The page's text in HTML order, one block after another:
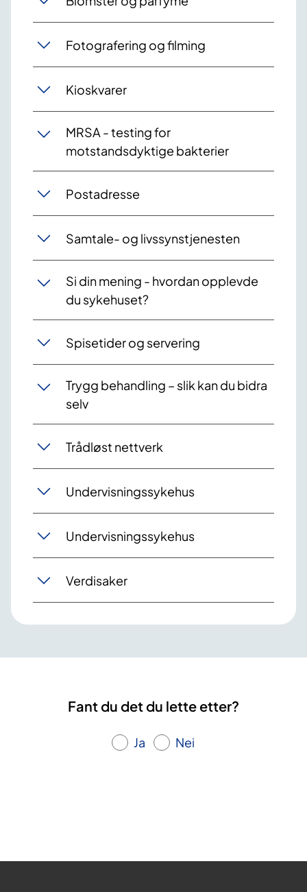
Fotografering og filming
Kioskvarer
MRSA - testing for
motstandsdyktige bakterier
Postadresse
Samtale- og livssynstjenesten
Si din mening - hvordan opplevde
du sykehuset?
Spisetider og servering
Trygg behandling – slik kan du bidra
selv
Trådløst nettverk
Undervisningssykehus
Undervisningssykehus
Verdisaker
Fant du det du lette etter?
Ja Nei